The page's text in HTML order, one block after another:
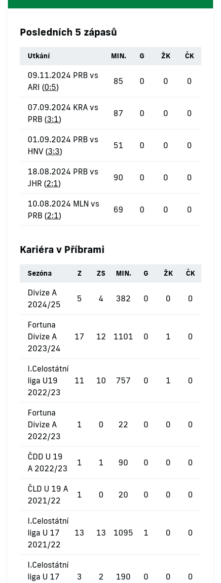
Posledních 5 zápasů
Utkání MIN. G ŽK ČK
09.11.2024 PRB vs
ARI (0:5)
85 0 0 0
07.09.2024 KRA vs
PRB (3:1)
87 0 0 0
01.09.2024 PRB vs
HNV (3:3)
51 0 0 0
18.08.2024 PRB vs
JHR (2:1)
90 0 0 0
10.08.2024 MLN vs
PRB (2:1)
69 0 0 0
Kariéra v Příbrami
Sezóna Z ZS MIN. G ŽK ČK
Divize A
2024/25
5 4 382 0 0 0
Fortuna
Divize A
2023/24
17 12 1101 0 1 0
I.Celostátní
liga U19
2022/23
11 10 757 0 1 0
Fortuna
Divize A
2022/23
1 0 22 0 0 0
ČDD U 19
A 2022/23
1 1 90 0 0 0
ČLD U 19 A
2021/22
1 0 20 0 0 0
I.Celostátní
liga U 17
2021/22
13 13 1095 1 0 0
I.Celostátní
liga U 17
3 2 190 0 0 0